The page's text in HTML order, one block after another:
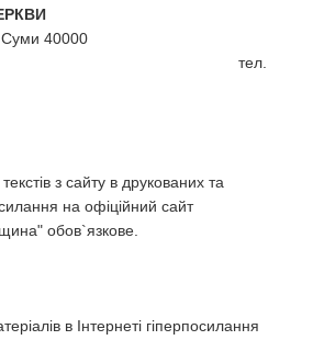
40000
тел.
з сайту в друкованих та
на офіційний сайт
обов`язкове.
в Iнтернетi гiперпосилання